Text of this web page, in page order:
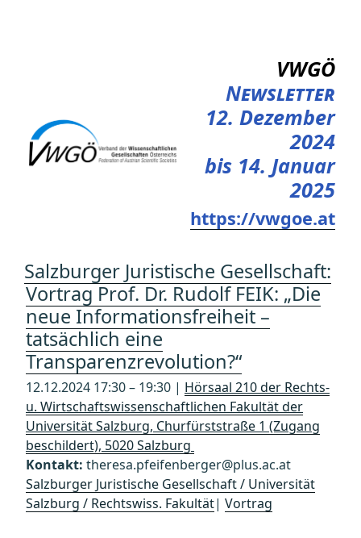
VWGÖ
Newsletter
12. Dezember
2024
bis 14. Januar
2025
https://vwgoe.at
Salzburger Juristische Gesellschaft:
Vortrag Prof. Dr. Rudolf FEIK: „Die
neue Informationsfreiheit –
tatsächlich eine
Transparenzrevolution?“
12.12.2024 17:30 – 19:30 | Hörsaal 210 der Rechts-
u. Wirtschaftswissenschaftlichen Fakultät der
Universität Salzburg, Churfürststraße 1 (Zugang
beschildert), 5020 Salzburg
Kontakt: theresa.pfeifenberger@plus.ac.at
Salzburger Juristische Gesellschaft / Universität
Salzburg / Rechtswiss. Fakultät| Vortrag